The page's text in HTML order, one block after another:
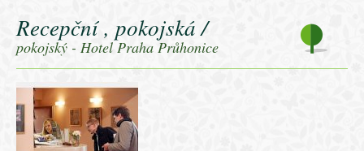
Recepční , pokojská /
pokojský - Hotel Praha Průhonice